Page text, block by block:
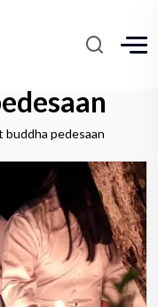
buddha pedesaan